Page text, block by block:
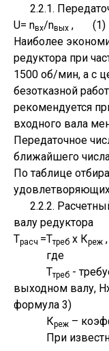
2.2.1.
U= nвх/nвых , (1)
Наиболее
редуктора при
1500 об/мин, а с
безотказной
рекомендуется
входного вала
Передаточное
ближайшего
По таблице
2.2.2.
валу редуктора
Трасч =Ттреб х Креж
где
Ттреб -
выходном валу,
формула 3)
Креж –
При